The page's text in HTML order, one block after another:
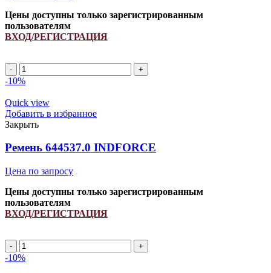
Цены доступны только зарегистрированным
пользователям
ВХОД/РЕГИСТРАЦИЯ
A
1120Li/
ремень
клиновой
INDFORCE
Strongest
quantity
-10%
Quick view
Добавить в избранное
Закрыть
Ремень 644537.0 INDFORCE
Цена по запросу
Цены доступны только зарегистрированным
пользователям
ВХОД/РЕГИСТРАЦИЯ
Ремень
644537.0
-10%